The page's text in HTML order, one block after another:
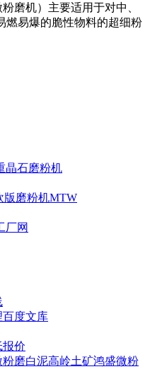
磨机）主要适用于对中、
燃易爆的脆性物料的超细粉
晶石磨粉机
版磨粉机MTW
厂网
百度文库
价
磨白泥高岭土矿鸿盛微粉